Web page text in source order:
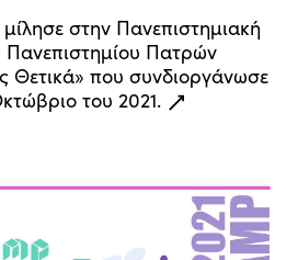
στην Πανεπιστημιακή
Πατρών
Θετικά» που συνδιοργάνωσε
του 2021.